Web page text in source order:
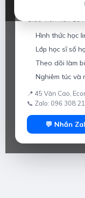
Luyện thi
Giáo viên hơn 10
Hình thức học
Lớp học sĩ số
Theo dõi làm
Nghiêm túc và
📍 45 Văn Cao,
📞 Zalo: 096 308
💬 Nhắn